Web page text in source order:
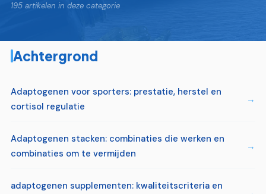
195 artikelen in deze categorie
Achtergrond
Adaptogenen voor sporters: prestatie, herstel en
cortisol regulatie
Adaptogenen stacken: combinaties die werken en
combinaties om te vermijden
adaptogenen supplementen: kwaliteitscriteria en